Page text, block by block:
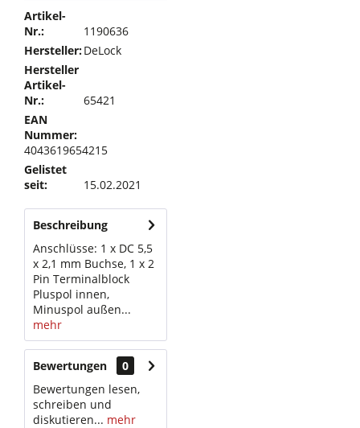
Artikel-
Nr.:
1190636
Hersteller:DeLock
Hersteller
Artikel-
Nr.:
65421
EAN
Nummer:
4043619654215
Gelistet
seit:
15.02.2021
Beschreibung
Anschlüsse: 1 x DC 5,5
x 2,1 mm Buchse, 1 x 2
Pin Terminalblock
Pluspol innen,
Minuspol außen...
mehr
Bewertungen
0
Bewertungen lesen,
schreiben und
diskutieren... mehr